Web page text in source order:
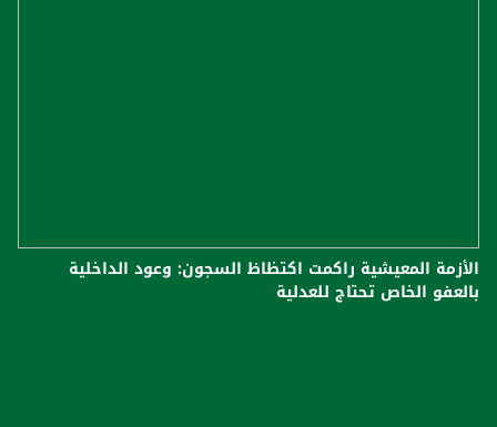
الأزمة المعيشية راكمت اكتظاظ السجون: وعود الداخلية
بالعفو الخاص تحتاج للعدلية